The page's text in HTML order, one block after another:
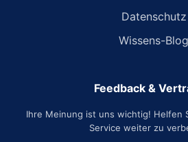
Datenschutz
Wissens-Blog
Feedback &
Ihre Meinung ist uns wichtig! Helfen
Service weiter zu